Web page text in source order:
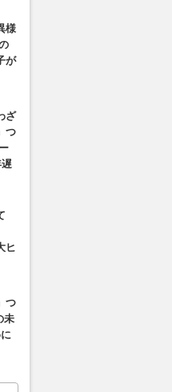
様
が
ざ
つ
遅
ヒ
つ
未